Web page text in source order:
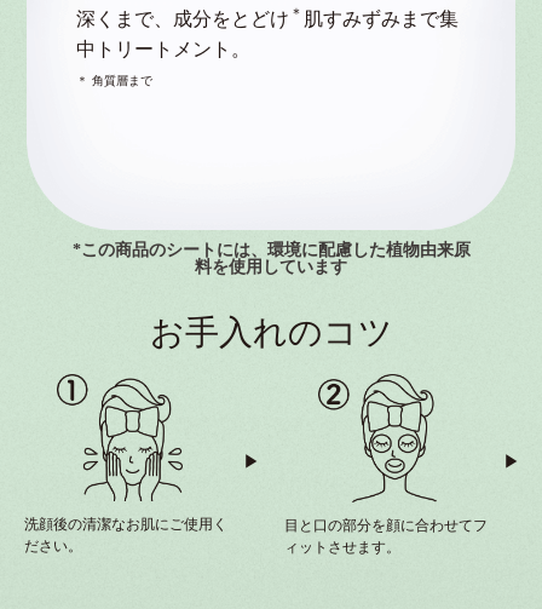
深くまで、成分をとどけ ＊ 肌すみずみまで集
中トリートメント。
＊ 角質層まで
*この商品のシートには、環境に配慮した植物由来原
料を使用しています
お手入れのコツ
洗顔後の清潔なお肌にご使用く
ださい。
目と口の部分を顔に合わせてフ
ィットさせます。